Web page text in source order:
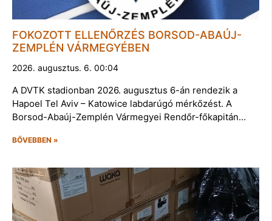
FOKOZOTT ELLENŐRZÉS BORSOD-ABAÚJ-
ZEMPLÉN VÁRMEGYÉBEN
2026. augusztus. 6. 00:04
A DVTK stadionban 2026. augusztus 6-án rendezik a
Hapoel Tel Aviv – Katowice labdarúgó mérkőzést. A
Borsod-Abaúj-Zemplén Vármegyei Rendőr-főkapitán…
BŐVEBBEN »